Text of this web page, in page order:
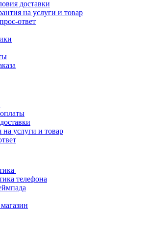
доставки
на услуги и товар
ответ
на услуги и товар
телефона